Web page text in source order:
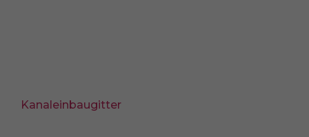
Kanaleinbaugitter